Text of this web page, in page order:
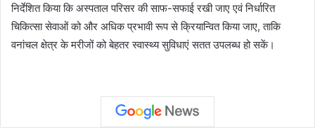
निर्देशित किया कि अस्पताल परिसर की साफ-सफाई रखी जाए एवं निर्धारित
चिकित्सा सेवाओं को और अधिक प्रभावी रूप से क्रियान्वित किया जाए, ताकि
वनांचल क्षेत्र के मरीजों को बेहतर स्वास्थ्य सुविधाएं सतत उपलब्ध हो सकें।